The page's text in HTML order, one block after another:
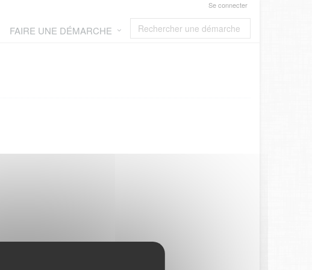
Se connecter
FAIRE UNE DÉMARCHE